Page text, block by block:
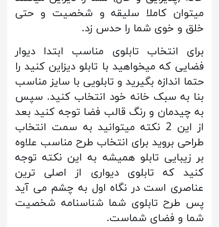
میتوان کاملا سلیقه و شخصیت و حتی
خلق و خوی شما را حدس زد.
برای انتخاب تابلوی مناسب ابتدا دیوار
فضایی که میخواهید با تابلو دیزاین کنید را
حتما اندازه بگیرید و تابلویی با سایز مناسب
بنا به سبک خانه خود انتخاب کنید. سپس
به چیدمان و رنگ قالب فضا توجه کنید بعد
از این 2 نکته میتوانید به سمت انتخاب
طراحی بروید برای انتخاب طرح مناسب علاوه
بر زیبایی تابلو همیشه به این نکته توجه
کنید که تابلوی دیواری از اصلی ترین
عناصری است در نگاه اول به چشم می آید
پس طرح تابلوی شما شناسنامه شخصیت
شما و فضای شماست.